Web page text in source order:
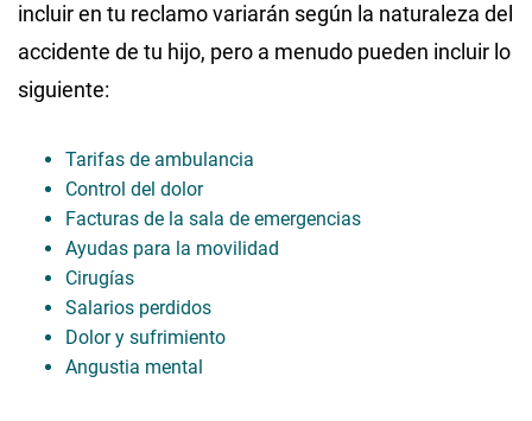
incluir en tu reclamo variarán según la naturaleza del
accidente de tu hijo, pero a menudo pueden incluir lo
siguiente:
Tarifas de ambulancia
Control del dolor
Facturas de la sala de emergencias
Ayudas para la movilidad
Cirugías
Salarios perdidos
Dolor y sufrimiento
Angustia mental